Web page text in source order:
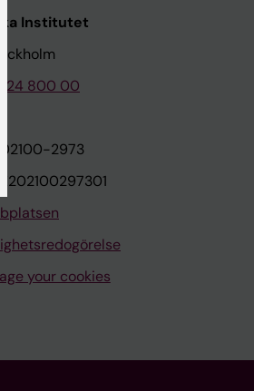
Institutet
800 00
2973
your cookies